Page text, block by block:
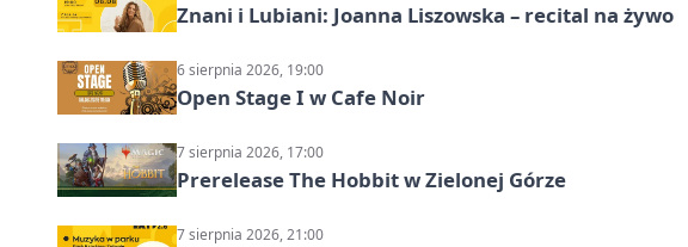
Znani i Lubiani: Joanna Liszowska – recital na żywo
6 sierpnia 2026, 19:00
Open Stage I w Cafe Noir
7 sierpnia 2026, 17:00
Prerelease The Hobbit w Zielonej Górze
7 sierpnia 2026, 21:00